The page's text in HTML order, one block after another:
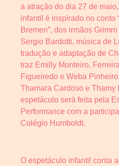
a atração do dia 27 de
infantil é inspirado no conto
Bremen”, dos irmãos
Sergio Bardotti, música de
tradução e adaptação de
traz Emilly Monteiro,
Figueiredo e Weba
Thamara Cardoso e Thamy
espetáculo será feita pela
Performance com a
Colégio Humboldt.
O espetáculo infantil conta